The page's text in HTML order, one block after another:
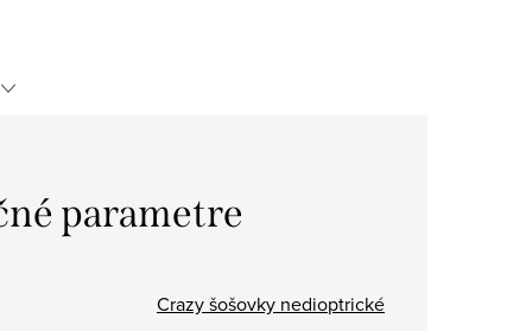
parametre
Crazy šošovky nedioptrické